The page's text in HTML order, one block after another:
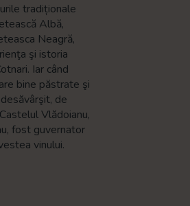
tradiționale
Albă,
Neagră,
şi istoria
Iar când
bine păstrate şi
de
Vlădoianu,
fost guvernator
vinului.